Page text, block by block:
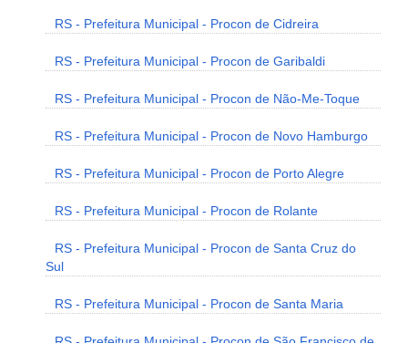
RS - Prefeitura Municipal - Procon de Cidreira
RS - Prefeitura Municipal - Procon de Garibaldi
RS - Prefeitura Municipal - Procon de Não-Me-Toque
RS - Prefeitura Municipal - Procon de Novo Hamburgo
RS - Prefeitura Municipal - Procon de Porto Alegre
RS - Prefeitura Municipal - Procon de Rolante
RS - Prefeitura Municipal - Procon de Santa Cruz do
Sul
RS - Prefeitura Municipal - Procon de Santa Maria